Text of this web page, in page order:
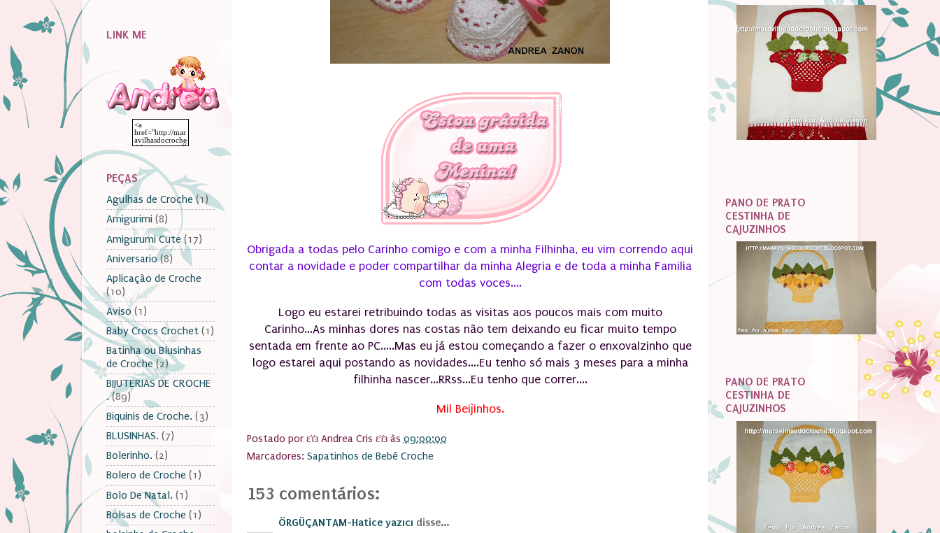
Obrigada a todas pelo Carinho comigo e com a minha Filhinha, eu vim correndo aqui
contar a novidade e poder compartilhar da minha Alegria e de toda a minha Familia
com todas voces....
Logo eu estarei retribuindo todas as visitas aos poucos mais com muito
Carinho...As minhas dores nas costas não tem deixando eu ficar muito tempo
sentada em frente ao PC.....Mas eu já estou começando a fazer o enxovalzinho que
logo estarei aqui postando as novidades....Eu tenho só mais 3 meses para a minha
filhinha nascer...RRss...Eu tenho que correr....
Mil Beijinhos.
Postado por εïз Andrea Cris εïз às 09:00:00
Marcadores: Sapatinhos de Bebê Croche
153 comentários:
ÖRGÜÇANTAM-Hatice yazıcı disse...
LINK ME
PEÇAS
Agulhas de Croche (1)
Amigurimi (8)
Amigurumi Cute (17)
Aniversario (8)
Aplicação de Croche
(10)
Aviso (1)
Baby Crocs Crochet (1)
Batinha ou Blusinhas
de Croche (2)
BIJUTERIAS DE CROCHE
. (89)
Biquinis de Croche. (3)
BLUSINHAS. (7)
Bolerinho. (2)
Bolero de Croche (1)
Bolo De Natal. (1)
Bolsas de Croche (1)
PANO DE PRATO
CESTINHA DE
CAJUZINHOS
PANO DE PRATO
CESTINHA DE
CAJUZINHOS